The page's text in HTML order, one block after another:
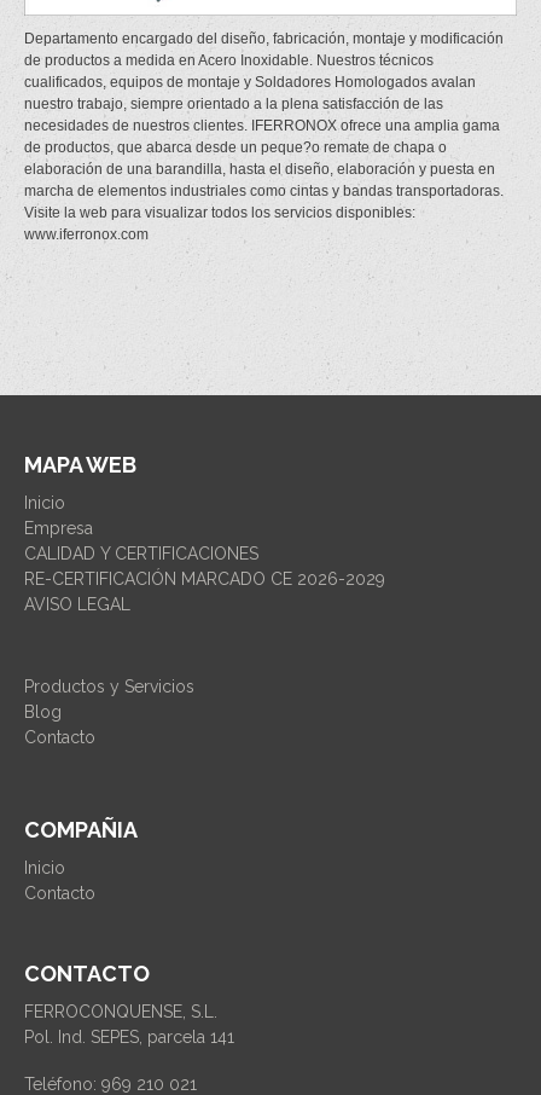
Departamento encargado del diseño, fabricación, montaje y modificación
de productos a medida en Acero Inoxidable. Nuestros técnicos
cualificados, equipos de montaje y Soldadores Homologados avalan
nuestro trabajo, siempre orientado a la plena satisfacción de las
necesidades de nuestros clientes. IFERRONOX ofrece una amplia gama
de productos, que abarca desde un peque?o remate de chapa o
elaboración de una barandilla, hasta el diseño, elaboración y puesta en
marcha de elementos industriales como cintas y bandas transportadoras.
Visite la web para visualizar todos los servicios disponibles:
www.iferronox.com
MAPA WEB
Inicio
Empresa
CALIDAD Y CERTIFICACIONES
RE-CERTIFICACIÓN MARCADO CE 2026-2029
AVISO LEGAL
Productos y Servicios
Blog
Contacto
COMPAÑIA
Inicio
Contacto
CONTACTO
FERROCONQUENSE, S.L.
Pol. Ind. SEPES, parcela 141
Teléfono: 969 210 021